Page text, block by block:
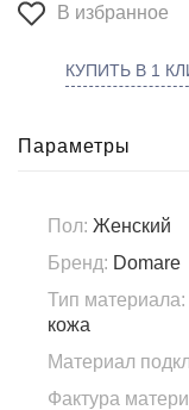
В избранное
КУПИТЬ В 1
Параметры
Пол: Женский
Бренд: Domare
Тип материала:
кожа
Материал
Фактура